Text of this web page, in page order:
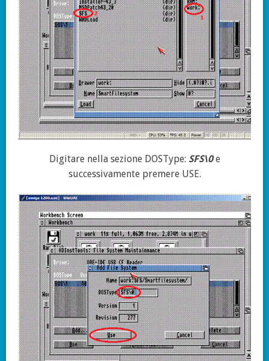
Digitare nella sezione DOSType: SFS\0e
successivamente premere USE.